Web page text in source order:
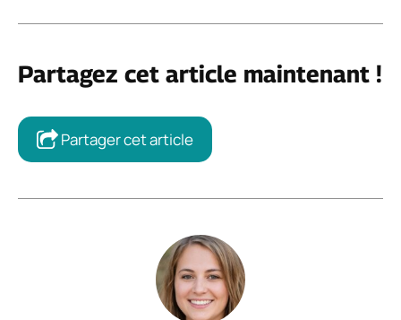
Partagez cet article maintenant !
Partager cet article